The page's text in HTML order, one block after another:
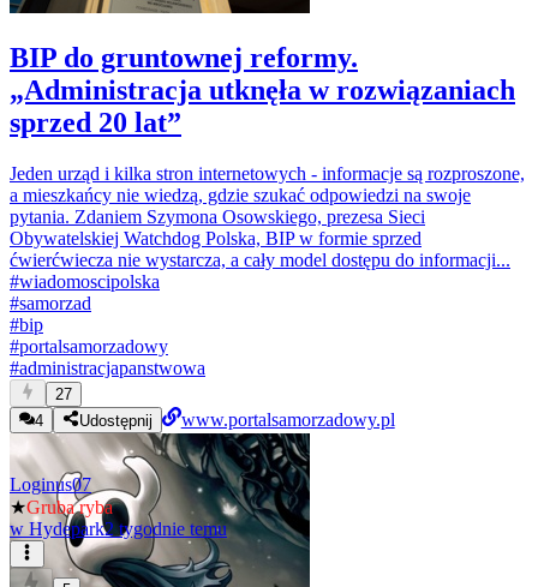
BIP do gruntownej reformy.
„Administracja utknęła w rozwiązaniach
sprzed 20 lat”
Jeden urząd i kilka stron internetowych - informacje są rozproszone,
a mieszkańcy nie wiedzą, gdzie szukać odpowiedzi na swoje
pytania. Zdaniem Szymona Osowskiego, prezesa Sieci
Obywatelskiej Watchdog Polska, BIP w formie sprzed
ćwierćwiecza nie wystarcza, a cały model dostępu do informacji...
#wiadomoscipolska
#samorzad
#bip
#portalsamorzadowy
#administracjapanstwowa
27
4
Udostępnij www.portalsamorzadowy.pl
Loginus07
★Gruba ryba
w Hydepark2 tygodnie temu